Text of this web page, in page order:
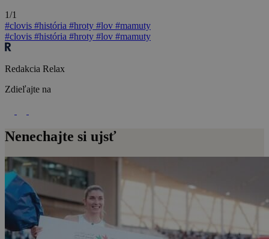
1/1
#clovis #história #hroty #lov #mamuty
#clovis #história #hroty #lov #mamuty
Redakcia Relax
Zdieľajte na
Nenechajte si ujsť